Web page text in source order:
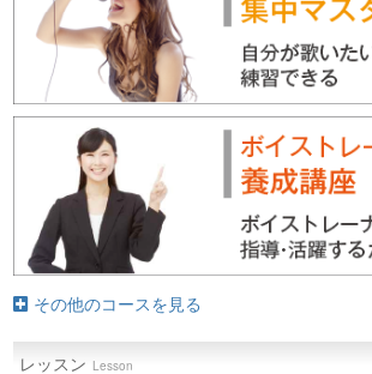
その他のコースを見る
レッスン Lesson